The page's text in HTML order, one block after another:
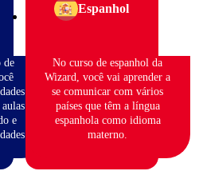
de
e
Espanhol
No curso de espanhol da
Wizard, você vai aprender a
se comunicar com vários
países que têm a língua
espanhola como idioma
materno.